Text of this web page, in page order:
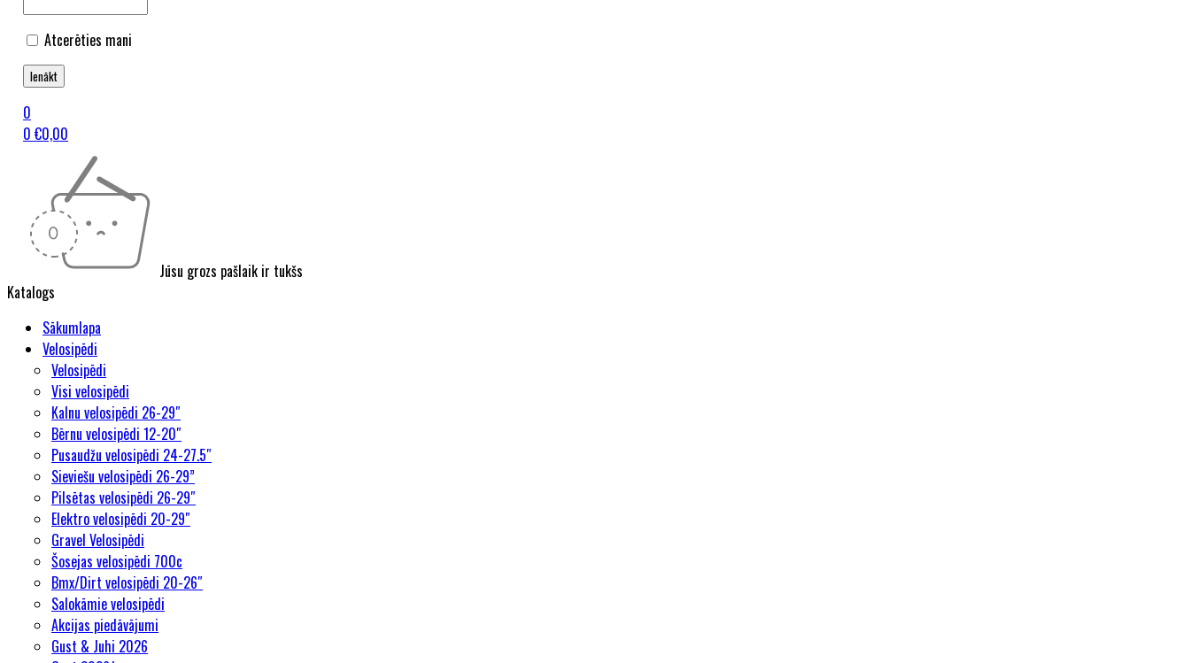
Atcerēties mani
0
0 €0,00
Jūsu grozs pašlaik ir tukšs
Katalogs
Sākumlapa
Velosipēdi
Velosipēdi
Visi velosipēdi
Kalnu velosipēdi 26-29″
Bērnu velosipēdi 12-20″
Pusaudžu velosipēdi 24-27.5″
Sieviešu velosipēdi 26-29”
Pilsētas velosipēdi 26-29″
Elektro velosipēdi 20-29″
Gravel Velosipēdi
Šosejas velosipēdi 700c
Bmx/Dirt velosipēdi 20-26″
Salokāmie velosipēdi
Akcijas piedāvājumi
Gust & Juhi 2026